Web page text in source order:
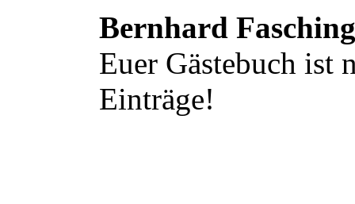
Bernhard Fasching
Euer Gästebuch ist
Einträge!